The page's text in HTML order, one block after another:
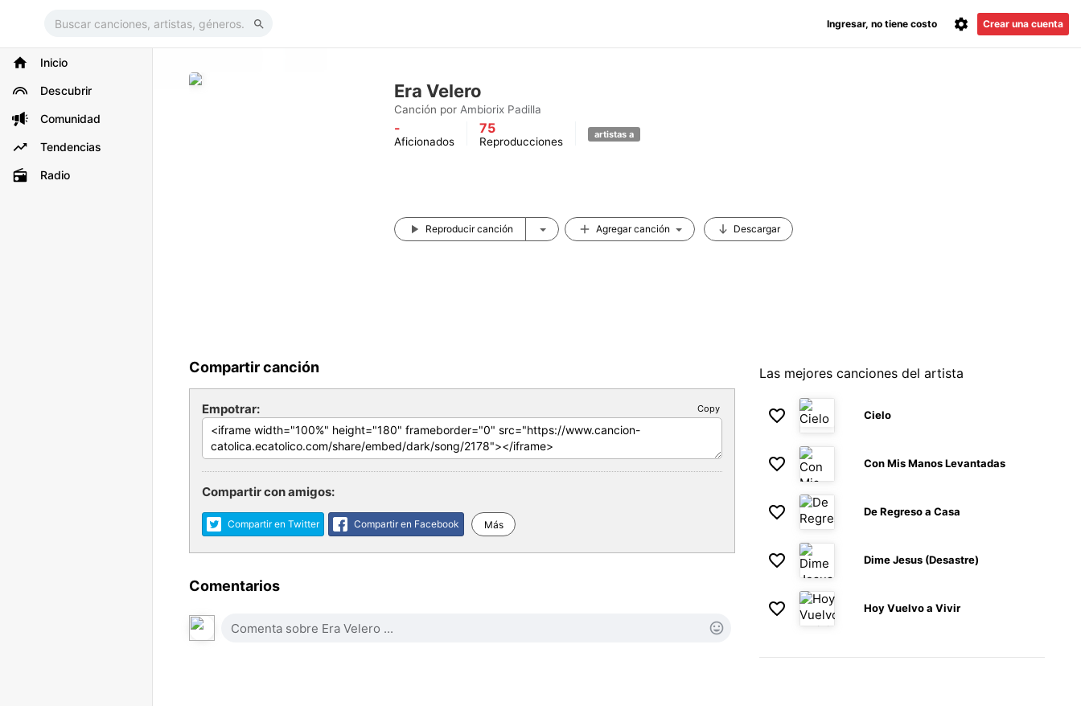
Crear una cuenta
Ingresar, no tiene costo
Inicio
Descubrir
Comunidad
Tendencias
Radio
Era Velero
Canción por Ambiorix Padilla
Reproducir canción Agregar canción Descargar
-
Aficionados
75
Reproducciones
artistas a
Compartir canción
Empotrar: Copy
Compartir con amigos:
Compartir en Twitter Compartir en Facebook Más
Comentarios
Las mejores canciones del artista
Cielo
Con Mis Manos Levantadas
De Regreso a Casa
Dime Jesus (Desastre)
Hoy Vuelvo a Vivir